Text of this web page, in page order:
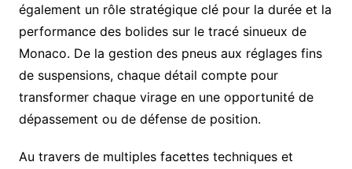
également un rôle stratégique clé pour la durée et la
performance des bolides sur le tracé sinueux de
Monaco. De la gestion des pneus aux réglages fins
de suspensions, chaque détail compte pour
transformer chaque virage en une opportunité de
dépassement ou de défense de position.
Au travers de multiples facettes techniques et